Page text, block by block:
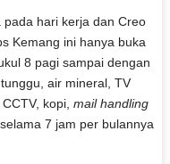
hari kerja dan Creo
Kemang ini hanya buka
8 pagi sampai dengan
air mineral, TV
kopi, mail handling
7 jam per bulannya